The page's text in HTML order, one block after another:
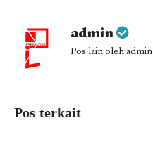
admin
Pos lain oleh admin
Pos terkait